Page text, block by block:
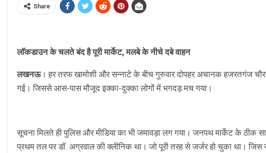
Share
लाॅकडाउन के चलते बंद है पूरी मार्केट, मलबे के नीचे दबे वाहन
लखनऊ। हर तरफ खामोशी और सन्नाटे के बीच गुरुवार दोपहर अचानक हजरतगंज
गई। जिससे आस-पास मौजूद इक्का-दुक्का लोगों में भगदड़ मच गया।
सूचना मिलते ही पुलिस और मीडिया का भी जमावड़ा लग गया। जनपथ मार्केट के ठीक
प्रथम तल पर डाॅ. अग्रवाल की क्लीनिक था। जो पूरी तरह से जर्जर हो चुका था।